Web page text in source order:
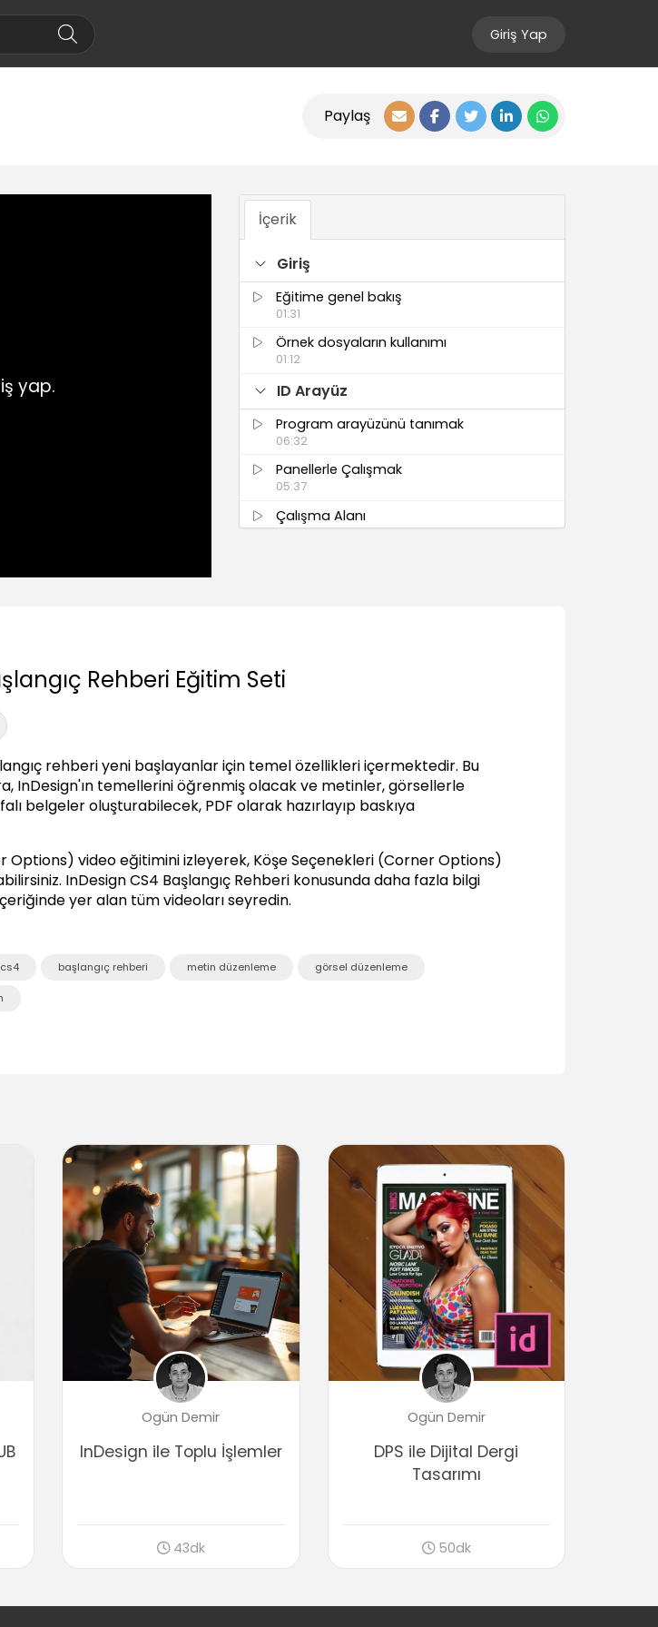
Giriş Yap
Paylaş
yap.
İçerik
Giriş
Eğitime genel bakış
01:31
Örnek dosyaların kullanımı
01:12
ID Arayüz
Program arayüzünü tanımak
06:32
Panellerle Çalışmak
05:37
Çalışma Alanı
05:07
Sayfalarda Gezinme
Görünüm Seçenekleri
05:51
Araçlar Paneli
02:53
Cetvel Birimleri
Sayfa Mizanpaj Ayarları
04:18
Cetvel Kılavuzları
09:53
Sayfa Ekleme ve Çıkarma
05:11
Sayfa Numarası Eklemek
03:33
Sayfa Numarası Eklemek 2
02:22
ID Master Sayfalar
Master Sayfa Oluşturmak
Master Sayfa Local Overrides
05:51
ID Metinlerle Çalışmak
02:37
Rehberi Eğitim Seti
rehberi yeni başlayanlar için temel özellikleri içermektedir. Bu
InDesign'ın temellerini öğrenmiş olacak ve metinler, görsellerle
belgeler oluşturabilecek, PDF olarak hazırlayıp baskıya
Options) video eğitimini izleyerek, Köşe Seçenekleri (Corner Options)
InDesign CS4 Başlangıç Rehberikonusunda daha fazla bilgi
yer alan tüm videoları seyredin.
cs4 başlangıç rehberi metin düzenleme görsel düzenleme
Ogün Demir
InDesign ile Toplu İşlemler
43dk
Ogün Demir
DPS ile Dijital Dergi
Tasarımı
50dk